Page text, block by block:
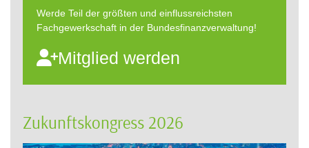
Werde Teil der größten und einflussreichsten
Fachgewerkschaft in der Bundesfinanzverwaltung!
Mitglied werden
Zukunftskongress 2026